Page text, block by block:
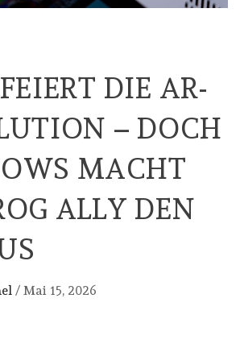
DIE AR-
– DOCH
MACHT
ALLY DEN
/ Mai 15, 2026